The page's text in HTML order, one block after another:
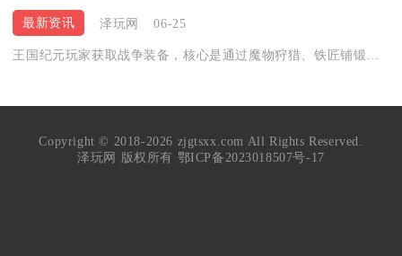
最新资讯 泽玩网 06-25
Copyright © 2018-2026 zjgtsxx.com All Rights Reserved.
泽玩网 版权所有 鄂ICP备2023018507号-17